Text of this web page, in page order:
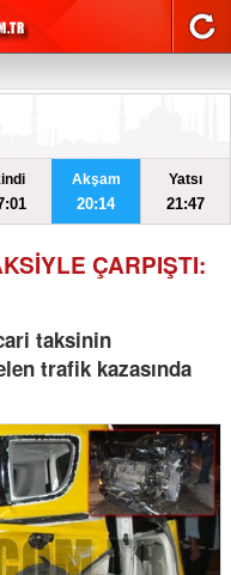
Akşam
20:14
Yatsı
21:47
ÇARPIŞTI:
taksinin
trafik kazasında